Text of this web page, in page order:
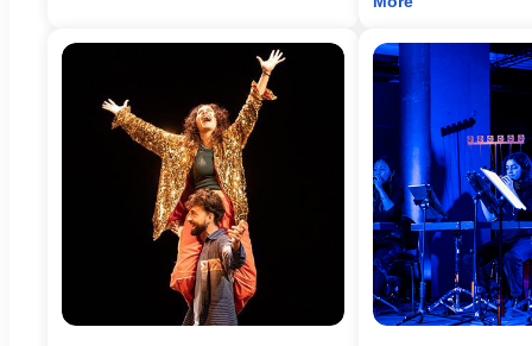
Comores. La soirée se termine
avec Tsignangou, où le danseur
mêle danses traditionnelles à
l’énergie du hip-hop et du Krump.
viennent éclairer
chemins et
rêves. Le
la table ronde «
loi reconnaissant
l’esclavage
l’humanité. »